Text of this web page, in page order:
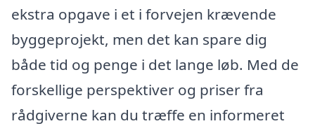
ekstra opgave i et i forvejen krævende
byggeprojekt, men det kan spare dig
både tid og penge i det lange løb. Med de
forskellige perspektiver og priser fra
rådgiverne kan du træffe en informeret